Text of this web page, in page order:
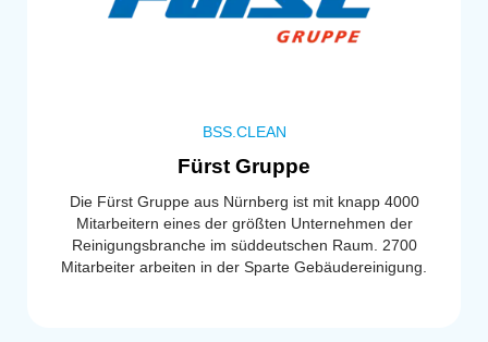
BSS.CLEAN
Fürst Gruppe
Die Fürst Gruppe aus Nürnberg ist mit knapp 4000
Mitarbeitern eines der größten Unternehmen der
Reinigungsbranche im süddeutschen Raum. 2700
Mitarbeiter arbeiten in der Sparte Gebäudereinigung.